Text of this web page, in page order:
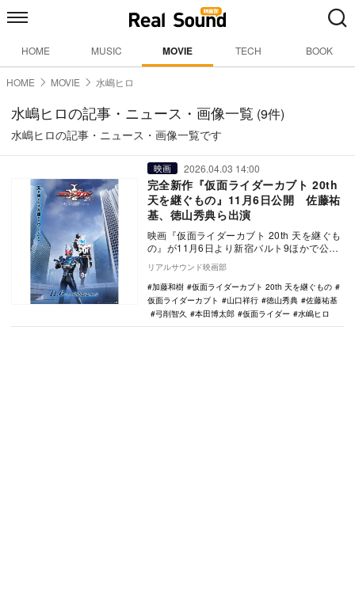
HOME MUSIC MOVIE TECH BOOK
HOME MOVIE 水嶋ヒロ
水嶋ヒロの記事・ニュース・画像一覧 (9件)
水嶋ヒロの記事・ニュース・画像一覧です
映画 2026.04.03 14:00
完全新作『仮面ライダーカブト 20th
天を継ぐもの』11月6日公開 佐藤祐
基、徳山秀典ら出演
映画『仮面ライダーカブト 20th 天を継ぐも
の』が11月6日より新宿バルト9ほかで公開
されることが決定し、佐藤祐基、徳山秀
典、…
リアルサウンド映画部
加藤和樹
仮面ライダーカブト 20th 天を継ぐもの
仮面ライダーカブト
山口祥行 徳山秀典
佐藤祐基
弓削智久
本田博太郎 仮面ライダー 水嶋ヒロ